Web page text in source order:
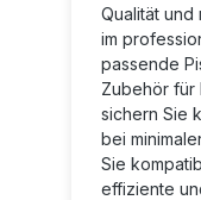
Qualität und
im
passende
Zubehör für
sichern Sie
bei
Sie
effiziente